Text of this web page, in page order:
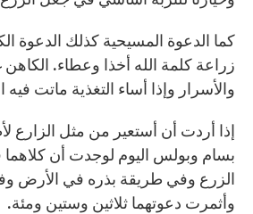
كما الدعوة المسيحية كذلك الدعوة
زراعة كلمة الله أخذا وعطاء. الكاهن
والأسرار وإذا أساء التغذية ماتت فيه
إذا أردت أن أستعير من مثل الزارع
بسام وبولس اليوم لوجدت أن كلاهما
الزرع وفي طريقة بذره في الأرض وفي
وأثمرت دعوتهما ثلاثين وستين ومئة.